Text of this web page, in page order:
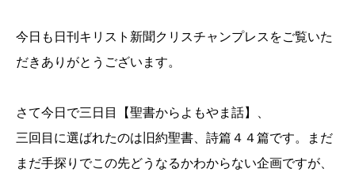
今日も日刊キリスト新聞クリスチャンプレスをご覧いた
だきありがとうございます。
さて今日で三日目【聖書からよもやま話】、
三回目に選ばれたのは旧約聖書、詩篇４４篇です。まだ
まだ手探りでこの先どうなるかわからない企画ですが、